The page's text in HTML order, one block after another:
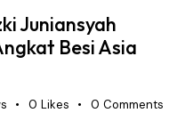
Juniansyah
Besi Asia
0 Likes 0 Comments